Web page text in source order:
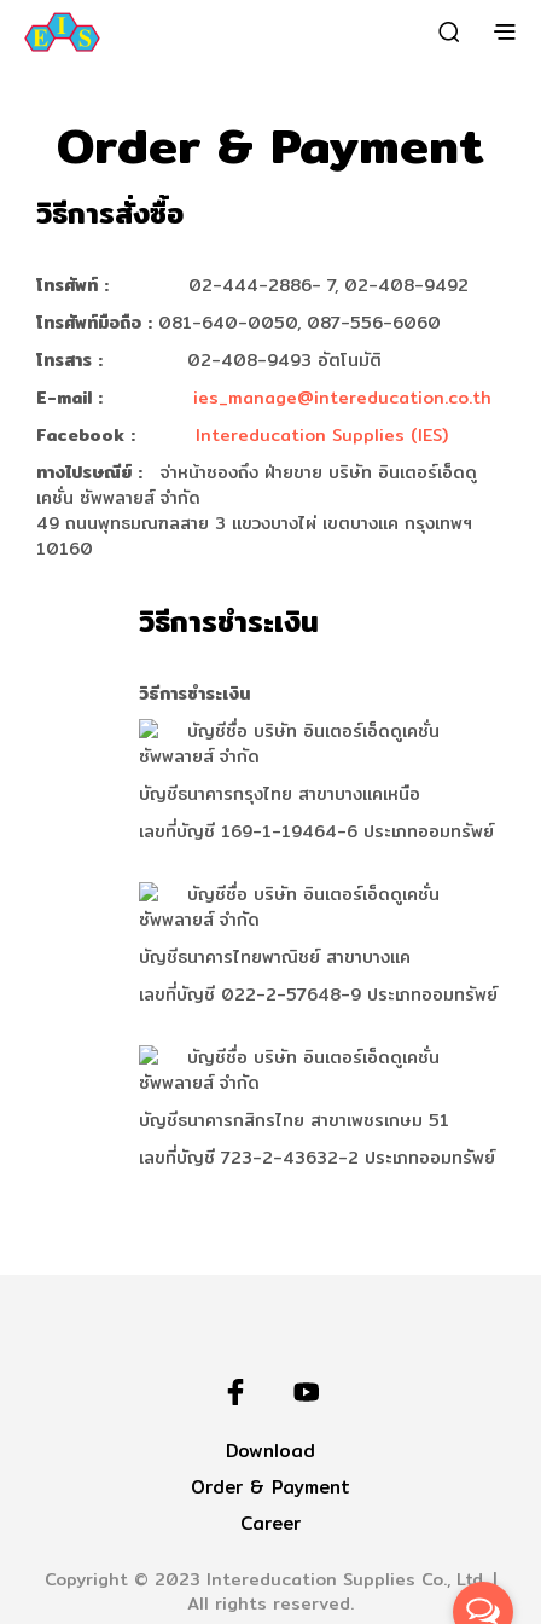
Order & Payment
วิธีการสั่งซื้อ
โทรศัพท์ : 02-444-2886- 7, 02-408-9492
โทรศัพท์มือถือ : 081-640-0050, 087-556-6060
โทรสาร : 02-408-9493 อัตโนมัติ
E-mail :
ies_manage@intereducation.co.th
Facebook :
Intereducation Supplies (IES)
ทางไปรษณีย์ : จ่าหน้าซองถึง ฝ่ายขาย บริษัท อินเตอร์เอ็ดดู
เคชั่น ซัพพลายส์ จำกัด
49 ถนนพุทธมณฑลสาย 3 แขวงบางไผ่ เขตบางแค กรุงเทพฯ
10160
วิธีการชำระเงิน
วิธีการชำระเงิน
บัญชีชื่อ บริษัท อินเตอร์เอ็ดดูเคชั่น
ซัพพลายส์ จำกัด
บัญชีธนาคารกรุงไทย สาขาบางแคเหนือ
เลขที่บัญชี 169-1-19464-6 ประเภทออมทรัพย์
บัญชีชื่อ บริษัท อินเตอร์เอ็ดดูเคชั่น
ซัพพลายส์ จำกัด
บัญชีธนาคารไทยพาณิชย์ สาขาบางแค
เลขที่บัญชี 022-2-57648-9 ประเภทออมทรัพย์
บัญชีชื่อ บริษัท อินเตอร์เอ็ดดูเคชั่น
ซัพพลายส์ จำกัด
บัญชีธนาคารกสิกรไทย สาขาเพชรเกษม 51
เลขที่บัญชี 723-2-43632-2 ประเภทออมทรัพย์
Download
Order & Payment
Career
Copyright © 2023 Intereducation Supplies Co., Ltd. |
All rights reserved.